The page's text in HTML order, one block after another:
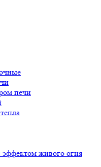
печи
живого огня